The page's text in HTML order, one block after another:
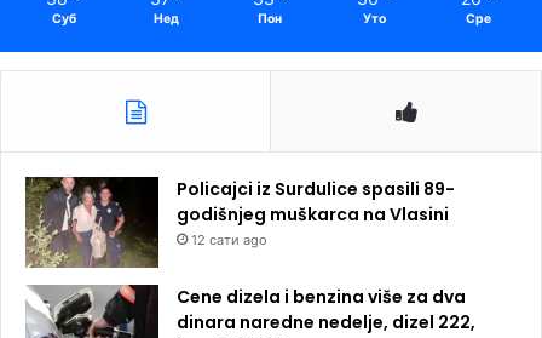
Суб Нед Пон Уто Сре
Policajci iz Surdulice spasili 89-
godišnjeg muškarca na Vlasini
12 сати ago
Cene dizela i benzina više za dva
dinara naredne nedelje, dizel 222,